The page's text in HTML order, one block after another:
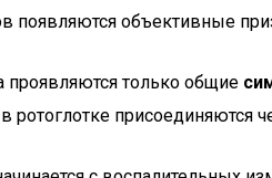
появляются объективные
проявляются только общие
ротоглотке присоединяются